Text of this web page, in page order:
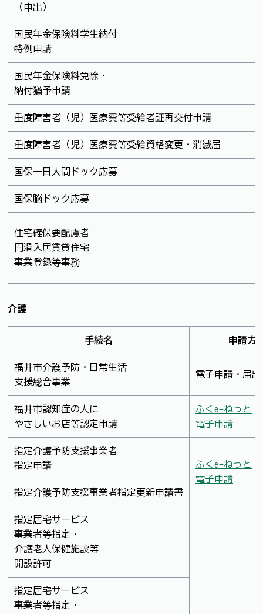
（申出）
国民年金保険料学生納付
特例申請
国民年金保険料免除・
納付猶予申請
重度障害者（児）医療費等受給者証再交付申請
重度障害者（児）医療費等受給資格変更・消滅届
国保一日人間ドック応募
国保脳ドック応募
住宅確保要配慮者
円滑入居賃貸住宅
事業登録等事務
介護
手続名 申請方
福井市介護予防・日常生活
支援総合事業
電子申請・届
福井市認知症の人に
やさしいお店等認定申請
ふくe-ねっと
電子申請
指定介護予防支援事業者
指定申請
ふくe-ねっと
電子申請
指定介護予防支援事業者指定更新申請書
指定居宅サービス
事業者等指定・
介護老人保健施設等
開設許可
指定居宅サービス
事業者等指定・